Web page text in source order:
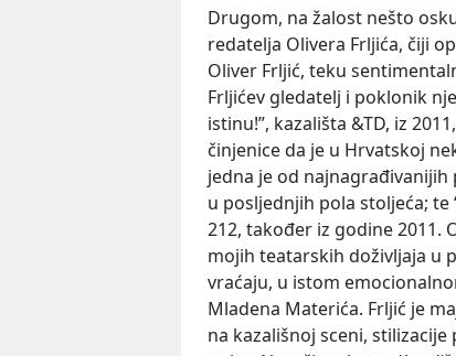
Drugom, na žalost nešto
redatelja Olivera Frljića, čiji
Oliver Frljić, teku
Frljićev gledatelj i poklonik
istinu!”, kazališta &TD, iz
činjenice da je u Hrvatskoj
jedna je od
u posljednjih pola stoljeća;
212, također iz godine 2011.
mojih teatarskih doživljaja u
vraćaju, u istom
Mladena Materića. Frljić je
na kazališnoj sceni,